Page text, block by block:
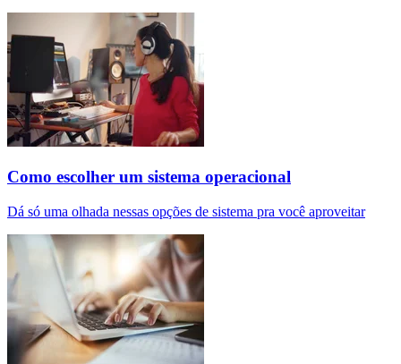
Como escolher um sistema operacional
Dá só uma olhada nessas opções de sistema pra você aproveitar